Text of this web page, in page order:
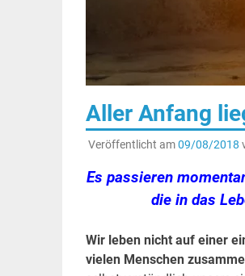
Aller Anfang
Veröffentlicht am09/08/2018
Es passieren
die in das
Wir leben nicht auf einer
vielen Menschen